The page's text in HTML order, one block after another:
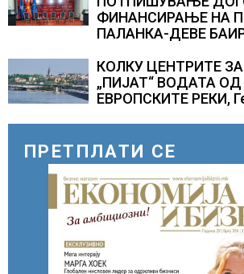
ФИНАНСИРАЊЕ НА
ПАЛАНКА-ДЕВЕ
КОЛКУ ЦЕНТРИТЕ
„ПИЈАТ“ ВОДАТА
ЕВРОПСКИТЕ РЕКИ,
ПРЕТПЛАТИ СЕ